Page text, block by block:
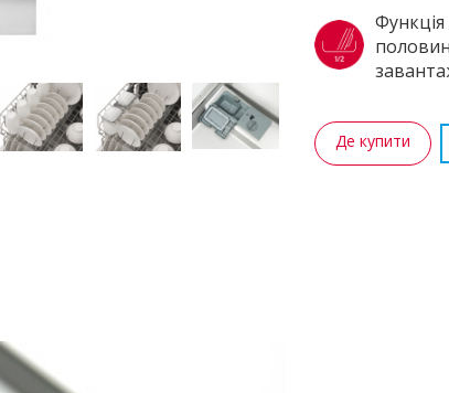
Функція
Де купити